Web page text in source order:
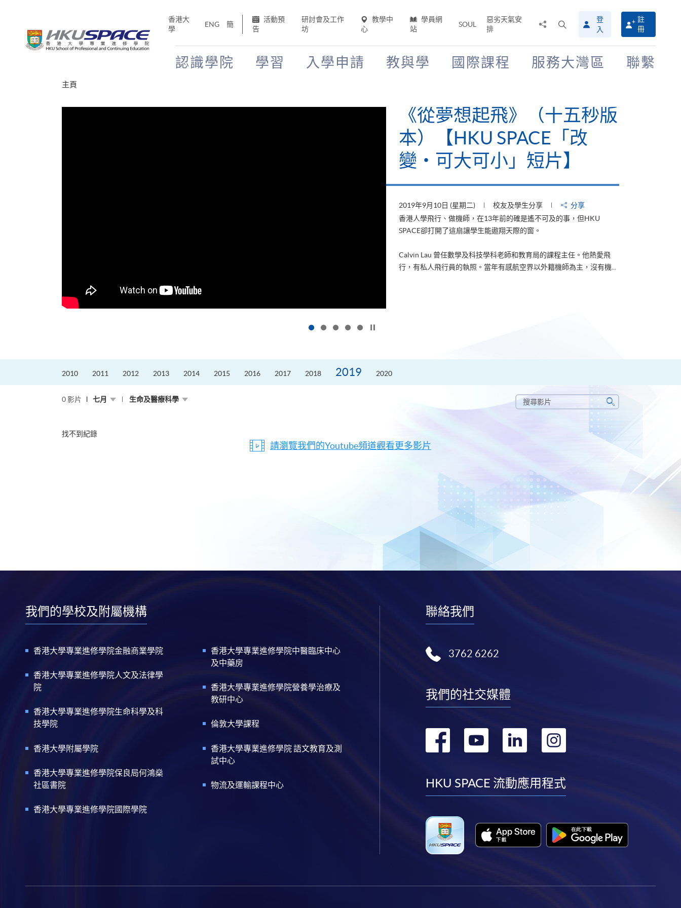
香港大
學
ENG 簡
活動預
告
研討會及工作
坊
教學中
心
學員網
站
SOUL
惡劣天氣安
排
搜
尋
介
登
入
註
冊
認識學院 學習 入學申請 教與學 國際課程 服務大灣區 聯繫
主頁
《山外有山，停下才能活在
當下》【HKU SPACE「改
變‧可大可小」短片】
2019年8月22日 (星期四) 校友及學生分享
分享
山外有山，停下才能活在當下
好的生活。救護員Stone到HKU SPACE進修體育運動課程前，這也是他
的標準答案。香港生活太快太急速，有時令我們欠缺了聆聽內心的空...
2010 2011 2012 2013 2014 2015 2016 2017 2018 2019 2020
0 影片 七月 生命及醫療科學
搜
尋
搜
尋
找不到紀錄
請瀏覽我們的Youtube頻道觀看更多影片
我們的學校及附屬機構
香港大學專業進修學院金融商業學院
香港大學專業進修學院人文及法律學
院
香港大學專業進修學院生命科學及科
技學院
香港大學附屬學院
香港大學專業進修學院保良局何鴻燊
社區書院
香港大學專業進修學院國際學院
香港大學專業進修學院中醫臨床中心
及中藥房
香港大學專業進修學院營養學治療及
教研中心
倫敦大學課程
香港大學專業進修學院 語文教育及測
試中心
物流及運輸課程中心
聯絡我們
3762 6262
我們的社交媒體
轉
facebook
轉
youtube
轉
linkedin
轉
instagram
HKU SPACE 流動應用程式